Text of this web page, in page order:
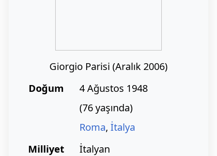
Giorgio Parisi (Aralık 2006)
Doğum
4 Ağustos 1948
(76 yaşında)
Roma, İtalya
Milliyet
İtalyan